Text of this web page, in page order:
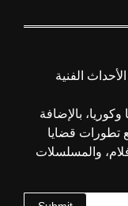
الفنية
بالإضافة
تطورات قضايا
والمسلسلات